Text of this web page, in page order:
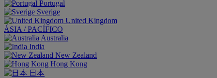
Portugal
Sverige
United Kingdom
ÁSIA / PACÍFICO
Australia
India
New Zealand
Hong Kong
日本